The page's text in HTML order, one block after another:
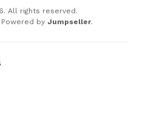
All rights reserved.
Powered by Jumpseller.